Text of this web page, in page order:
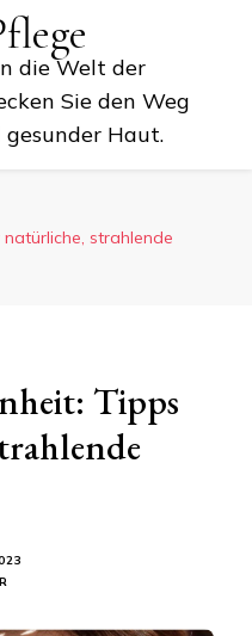
die Welt der
Sie den Weg
Haut.
strahlende
Tipps